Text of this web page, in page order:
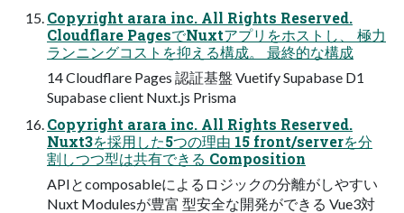
Copyright arara inc. All Rights Reserved.
Cloudflare PagesでNuxtアプリをホストし、 極力
ランニングコストを抑える構成。 最終的な構成
14 Cloudflare Pages 認証基盤 Vuetify Supabase D1
Supabase client Nuxt.js Prisma
Copyright arara inc. All Rights Reserved.
Nuxt3を採用した5つの理由 15 front/serverを分
割しつつ型は共有できる Composition
APIとcomposableによるロジックの分離がしやすい
Nuxt Modulesが豊富 型安全な開発ができる Vue3対